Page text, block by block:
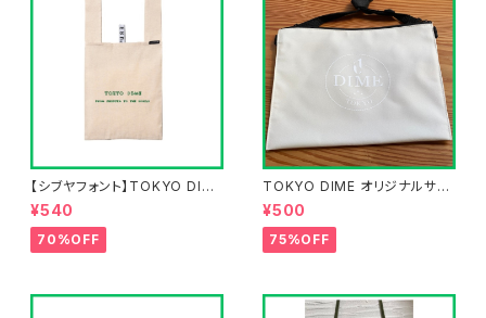
【シブヤフォント】TOKYO DIME
エコバッグ
¥540
70%OFF
TOKYO DIME オリジナルサコ
ッシュ
¥500
75%OFF